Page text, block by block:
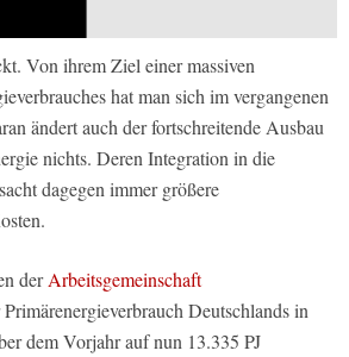
Von ihrem Ziel einer massiven
hat man sich im vergangenen
ändert auch der fortschreitende Ausbau
nichts. Deren Integration in die
dagegen immer größere
derArbeitsgemeinschaft
Deutschlands in
dem Vorjahr auf nun 13.335 PJ